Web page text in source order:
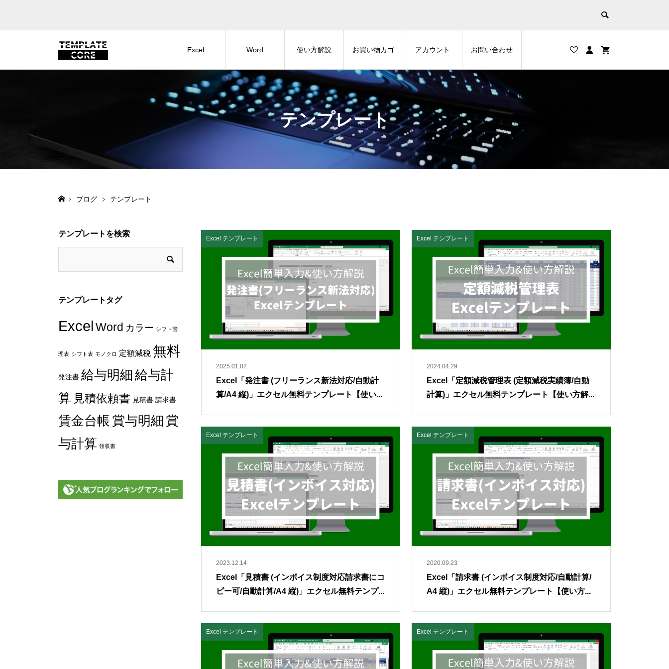
Excel Word 使い方解説 お買い物カゴ アカウント お問い合わせ
テンプレート
ブログ テンプレート
2025.01.02
Excel「発注書 (フリーランス新法対応/自動計
算/A4 縦)」エクセル無料テンプレート【使い...
Excel テンプレート
2024.04.29
Excel「定額減税管理表 (定額減税実績簿/自動
計算)」エクセル無料テンプレート【使い方解...
Excel テンプレート
2023.12.14
Excel「見積書 (インボイス制度対応請求書にコ
ピー可/自動計算/A4 縦)」エクセル無料テンプ...
Excel テンプレート
2020.09.23
Excel「請求書 (インボイス制度対応/自動計算/
A4 縦)」エクセル無料テンプレート【使い方...
Excel テンプレート
Excel テンプレート Excel テンプレート
テンプレートを検索
テンプレートタグ
ExcelWord カラー シフト管
理表 シフト表 モノクロ 定額減税 無料
発注書 給与明細 給与計
算 見積依頼書 見積書 請求書
賃金台帳 賞与明細 賞
与計算 領収書